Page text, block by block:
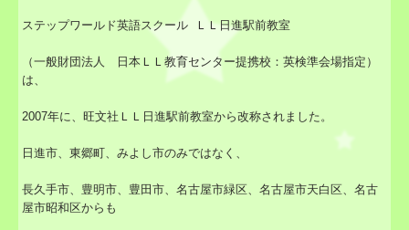
ステップワールド英語スクール ＬＬ日進駅前教室
（一般財団法人 日本ＬＬ教育センター提携校：英検準会場指定）
は、
2007年に、旺文社ＬＬ日進駅前教室から改称されました。
日進市、東郷町、みよし市のみではなく、
長久手市、豊明市、豊田市、名古屋市緑区、名古屋市天白区、名古
屋市昭和区からも